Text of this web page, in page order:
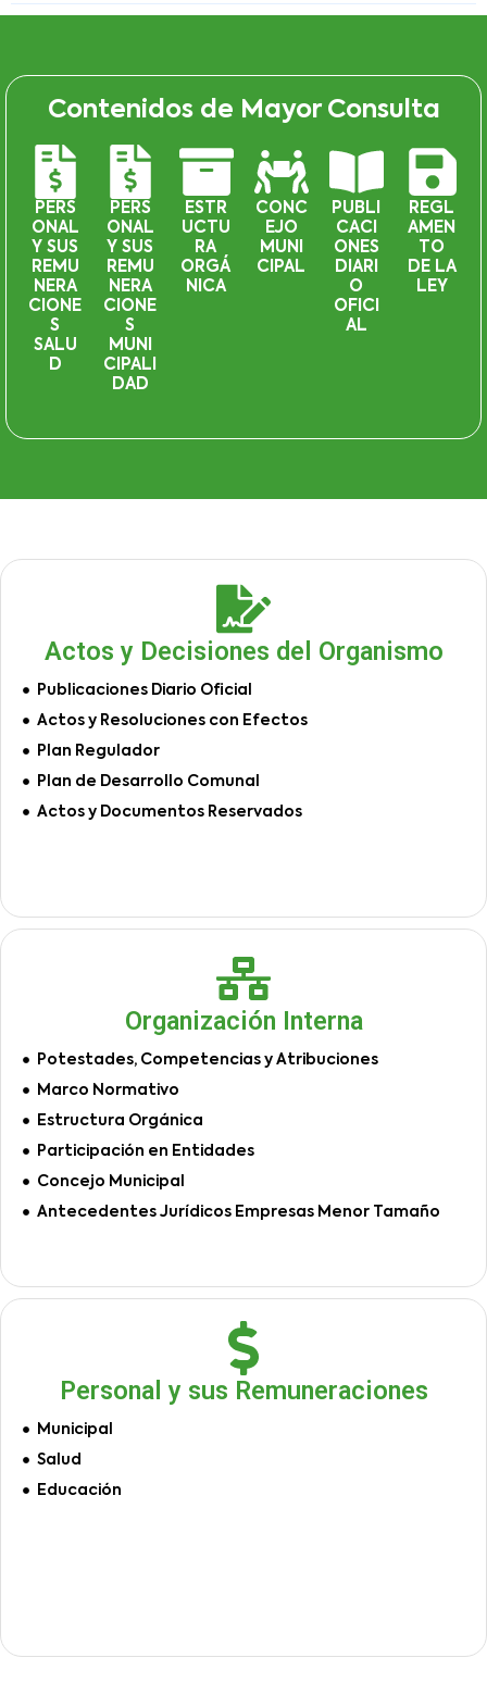
Contenidos de Mayor Consulta
PERS
ONAL
Y SUS
REMU
NERA
CIONE
S
SALU
D
PERS
ONAL
Y SUS
REMU
NERA
CIONE
S
MUNI
CIPALI
DAD
ESTR
UCTU
RA
ORGÁ
NICA
CONC
EJO
MUNI
CIPAL
PUBLI
CACI
ONES
DIARI
O
OFICI
AL
REGL
AMEN
TO
DE LA
LEY
Actos y Decisiones del Organismo
Publicaciones Diario Oficial
Actos y Resoluciones con Efectos
Plan Regulador
Plan de Desarrollo Comunal
Actos y Documentos Reservados
Organización Interna
Potestades, Competencias y Atribuciones
Marco Normativo
Estructura Orgánica
Participación en Entidades
Concejo Municipal
Antecedentes Jurídicos Empresas Menor Tamaño
Personal y sus Remuneraciones
Municipal
Salud
Educación